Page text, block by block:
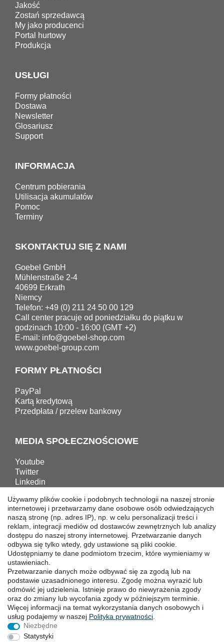
Jakość
Zostań sprzedawcą
My jako producenci
Portal hurtowy
Produkcja
USŁUGI
Formy płatności
Dostawa
Newsletter
Glosariusz
Support
INFORMACJA
Centrum pobierania
Utilisacja akumulatów
Pomoc
Terminy
SKONTAKTUJ SIĘ Z NAMI
Goebel GmbH
Mühlenstraße 2-4
40699 Erkrath
Niemcy
Telefon: +49 (0) 211 24 50 00 129
Call center pracuje od poniedziałku do piątku w
godzinach 10:00 - 16:00 (GMT +2)
E-mail: info@goebel-shop.com
www.goebel-group.com
FORMY PŁATNOŚCI
PayPal
Kartą kredytową
Przedpłata / przelew bankowy
MEDIA SPOŁECZNOŚCIOWE
Youtube
Twitter
Linkedin
Instagram
POBIERANIA
Katalogi
Technika
Certyfikaty
Badanie
Promocja
SIEDZIBY
Używamy plików cookie i podobnych technologii na naszej stronie
internetowej i przetwarzamy dane osobowe osób odwiedzających
naszą stronę (np. adres IP), np. w celu personalizacji treści i
reklam, integracji mediów od dostawców zewnętrznych lub analizy
dostępu do naszej strony internetowej. Przetwarzanie danych
odbywa się tylko wtedy, gdy ustawione są pliki cookie.
Udostępniamy te dane podmiotom trzecim, które wymieniamy w
ustawieniach.
Przetwarzanie danych może odbywać się za zgodą lub na
podstawie uzasadnionego interesu. Zgodę można wyrazić lub
odmówić jej udzielenia. Istnieje prawo do niewyrażenia zgody
oraz do zmiany lub wycofania zgody w późniejszym terminie.
Więcej informacji na temat wykorzystania danych osobowych i
usług podajemy w naszej Polityka ­prywatności
Niezbędne
Statystyki